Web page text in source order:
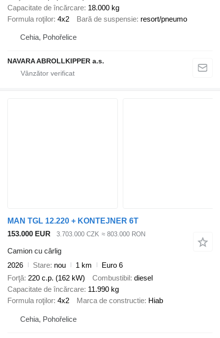
Capacitate de încărcare 18.000 kg
Formula roţilor 4x2 Bară de suspensie resort/pneumo
Cehia, Pohořelice
NAVARA ABROLLKIPPER a.s.
MAN TGL 12.220 + KONTEJNER 6T
153.000 EUR
3.703.000 CZK ≈ 803.000 RON
Camion cu cârlig
2026
Stare nou 1 km
Euro 6
Forţă 220 c.p. (162 kW) Combustibil diesel
Capacitate de încărcare 11.990 kg
Formula roţilor 4x2 Marca de constructie Hiab
Cehia, Pohořelice